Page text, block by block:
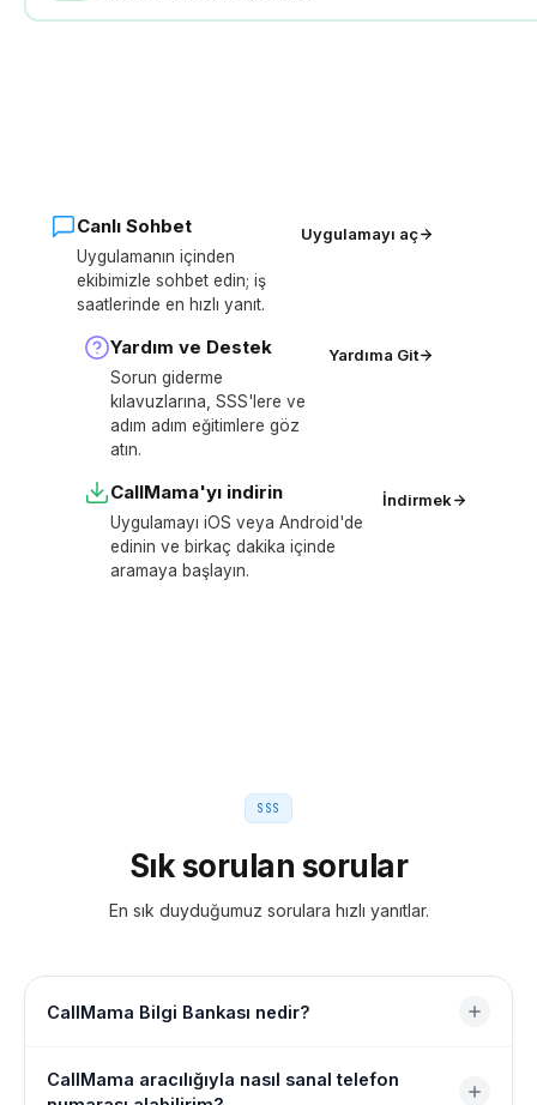
Canlı Sohbet
Uygulamanın içinden
ekibimizle sohbet edin; iş
saatlerinde en hızlı yanıt.
Uygulamayı aç
Yardım ve Destek
Sorun giderme
kılavuzlarına, SSS'lere ve
adım adım eğitimlere göz
atın.
Yardıma Git
CallMama'yı indirin
Uygulamayı iOS veya Android'de
edinin ve birkaç dakika içinde
aramaya başlayın.
İndirmek
SSS
Sık sorulan sorular
En sık duyduğumuz sorulara hızlı yanıtlar.
CallMama Bilgi Bankası nedir?
CallMama Bilgi Tabanı sunduğumuz her ürünü, özelliği
CallMama aracılığıyla nasıl sanal telefon